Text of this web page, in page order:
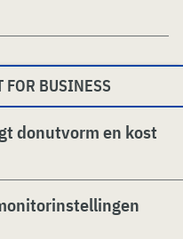
BUSINESS
donutvorm en kost